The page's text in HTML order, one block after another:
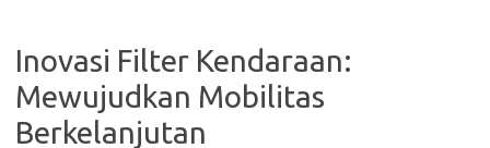
Inovasi Filter Kendaraan:
Mewujudkan Mobilitas
Berkelanjutan